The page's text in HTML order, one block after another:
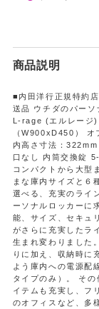
商品説明
■内田洋行正規特約
送品 ウチダのパーソ
L-rage (エルレージ)
（W900xD450） オ
内高さ寸法：
口なし 内筒交換錠
コンパクトから大型
まな庫内サイズと６
選べる、充実のライ
ーソナルロッカーに
能、サイズ、セキュ
がさらに充実したラ
生まれ変わりました
りに加え、収納時に
よう庫内への電源配
タイプのみ）。 その
イテムも充実し、フ
のオフィスなど、多